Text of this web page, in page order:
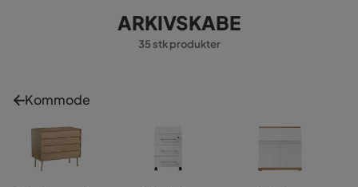
ARKIVSKABE
35 stk produkter
Kommode